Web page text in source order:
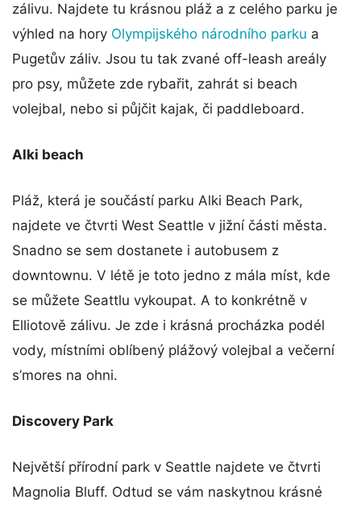
zálivu. Najdete tu krásnou pláž a z celého parku je
výhled na hory Olympijského národního parku a
Pugetův záliv. Jsou tu tak zvané off-leash areály
pro psy, můžete zde rybařit, zahrát si beach
volejbal, nebo si půjčit kajak, či paddleboard.
Alki beach
Pláž, která je součástí parku Alki Beach Park,
najdete ve čtvrti West Seattle v jižní části města.
Snadno se sem dostanete i autobusem z
downtownu. V létě je toto jedno z mála míst, kde
se můžete Seattlu vykoupat. A to konkrétně v
Elliotově zálivu. Je zde i krásná procházka podél
vody, místními oblíbený plážový volejbal a večerní
s’mores na ohni.
Discovery Park
Největší přírodní park v Seattle najdete ve čtvrti
Magnolia Bluff. Odtud se vám naskytnou krásné